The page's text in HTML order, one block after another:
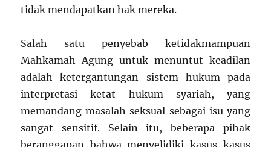
tidak mendapatkan hak mereka.
Salah satu penyebab ketidakmampuan
Mahkamah Agung untuk menuntut keadilan
adalah ketergantungan sistem hukum pada
interpretasi ketat hukum syariah, yang
memandang masalah seksual sebagai isu yang
sangat sensitif. Selain itu, beberapa pihak